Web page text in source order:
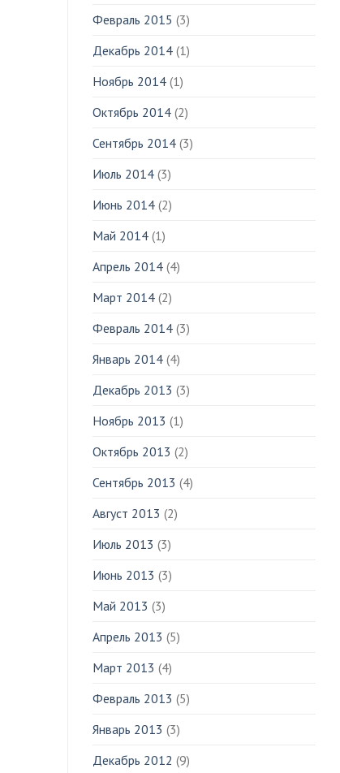
Февраль 2015 (3)
Декабрь 2014 (1)
Ноябрь 2014 (1)
Октябрь 2014 (2)
Сентябрь 2014 (3)
Июль 2014 (3)
Июнь 2014 (2)
Май 2014 (1)
Апрель 2014 (4)
Март 2014 (2)
Февраль 2014 (3)
Январь 2014 (4)
Декабрь 2013 (3)
Ноябрь 2013 (1)
Октябрь 2013 (2)
Сентябрь 2013 (4)
Август 2013 (2)
Июль 2013 (3)
Июнь 2013 (3)
Май 2013 (3)
Апрель 2013 (5)
Март 2013 (4)
Февраль 2013 (5)
Январь 2013 (3)
Декабрь 2012 (9)